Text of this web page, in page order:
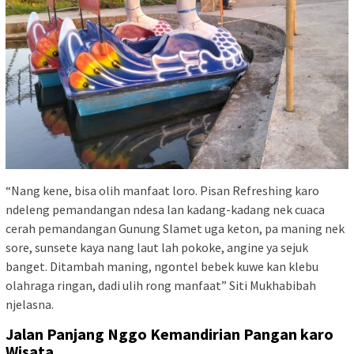
“Nang kene, bisa olih manfaat loro. Pisan Refreshing karo
ndeleng pemandangan ndesa lan kadang-kadang nek cuaca
cerah pemandangan Gunung Slamet uga keton, pa maning nek
sore, sunsete kaya nang laut lah pokoke, angine ya sejuk
banget. Ditambah maning, ngontel bebek kuwe kan klebu
olahraga ringan, dadi ulih rong manfaat” Siti Mukhabibah
njelasna.
Jalan Panjang Nggo Kemandirian Pangan karo